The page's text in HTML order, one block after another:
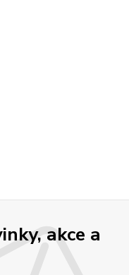
akce a